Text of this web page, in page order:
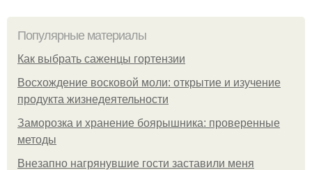
Популярные материалы
Как выбрать саженцы гортензии
Восхождение восковой моли: открытие и изучение
продукта жизнедеятельности
Заморозка и хранение боярышника: проверенные
методы
Внезапно нагрянувшие гости заставили меня